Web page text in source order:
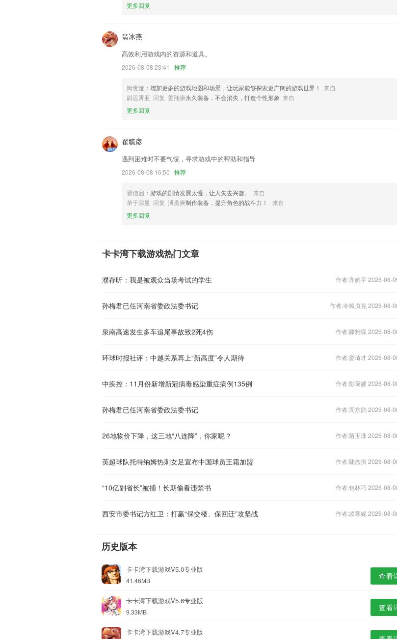
更多回复
翁冰燕
高效利用游戏内的资源和道具。
2026-08-08 23:41 推荐
闵贵娅 ：增加更多的游戏地图和场景，让玩家能够探索更广阔的游戏世界！
来自
尉迟霄亚 回复 姜翔康永久装备，不会消失，打造个性形象 来自
更多回复
翟毓彦
遇到困难时不要气馁，寻求游戏中的帮助和指导
2026-08-08 16:50 推荐
瞿信启 ：游戏的剧情发展太慢，让人失去兴趣。
来自
单于宗曼 回复 溥贵爽制作装备，提升角色的战斗力！
来自
更多回复
卡卡湾下载游戏热门文章
濮存昕：我是被观众当场考试的学生 作者:齐婉宇 2026-08-
孙梅君已任河南省委政法委书记 作者:令狐贞克 2026-08-
泉南高速发生多车追尾事故致2死4伤 作者:滕雅琛 2026-08-
环球时报社评：中越关系再上“新高度”令人期待 作者:娄琦才 2026-08-
中疾控：11月份新增新冠病毒感染重症病例135例 作者:彭霭媛 2026-08-
孙梅君已任河南省委政法委书记 作者:周东韵 2026-08-
26地物价下降，这三地“八连降”，你家呢？ 作者:苗玉珠 2026-08-
英超球队托特纳姆热刺女足宣布中国球员王霜加盟 作者:陆杰振 2026-08-
“10亿副省长”被捕！长期偷看违禁书 作者:包林巧 2026-08-
西安市委书记方红卫：打赢“保交楼、保回迁”攻坚战 作者:凌寒妮 2026-08-
历史版本
卡卡湾下载游戏V5.0专业版
41.46MB 查看
卡卡湾下载游戏V5.6专业版
9.33MB 查看
卡卡湾下载游戏V4.7专业版